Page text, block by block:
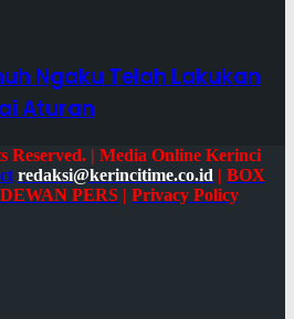
Ngaku Telah Lakukan
Aturan
Reserved. | Media Online Kerinci
redaksi@kerincitime.co.id | BOX
PERS | Privacy Policy